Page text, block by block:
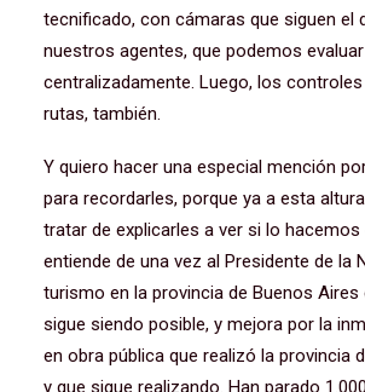
tecnificado, con cámaras que siguen el
nuestros agentes, que podemos evaluar
centralizadamente. Luego, los controles
rutas, también.
Y quiero hacer una especial mención
para recordarles, porque ya a esta
tratar de explicarles a ver si lo
entiende de una vez al Presidente de la
turismo en la provincia de Buenos Aires
sigue siendo posible, y mejora por la
en obra pública que realizó la provincia
y que sigue realizando. Han parado